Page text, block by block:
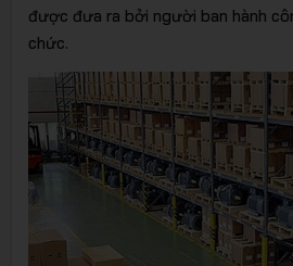
được đưa ra bởi người ban hành
chức.